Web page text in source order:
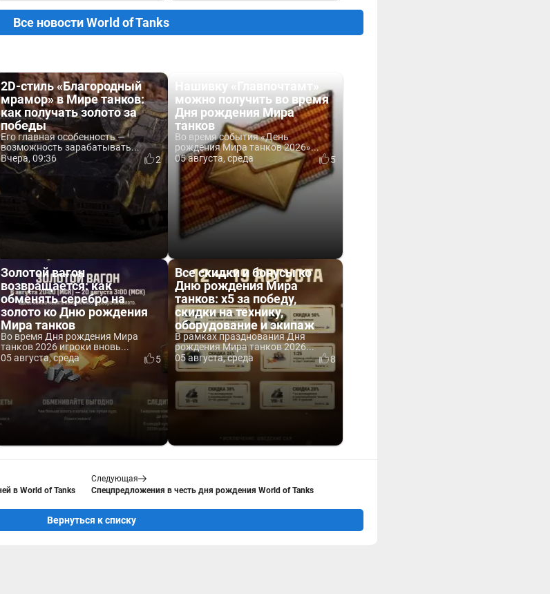
Все новости World of Tanks
2D-стиль «Благородный
мрамор» в Мире танков:
как получать золото за
победы
Его главная особенность —
возможность зарабатывать...
Вчера, 09:36
2
Нашивку «Главпочтамт»
можно получить во время
Дня рождения Мира
танков
Во время события «День
рождения Мира танков 2026»...
05 августа, среда
5
Золотой вагон
возвращается: как
обменять серебро на
золото ко Дню рождения
Мира танков
Во время Дня рождения Мира
танков 2026 игроки вновь...
05 августа, среда
5
Все скидки и бонусы ко
Дню рождения Мира
танков: x5 за победу,
скидки на технику,
оборудование и экипаж
В рамках празднования Дня
рождения Мира танков 2026...
05 августа, среда
8
в World of Tanks
Следующая
Спецпредложения в честь дня рождения World of Tanks
Вернуться к списку